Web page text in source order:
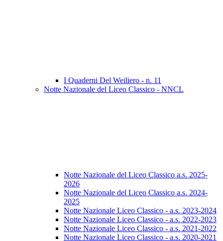
I Quaderni Del Weiliero - n. 11
Notte Nazionale del Liceo Classico - NNCL
Notte Nazionale del Liceo Classico a.s. 2025-
2026
Notte Nazionale del Liceo Classico a.s. 2024-
2025
Notte Nazionale Liceo Classico - a.s. 2023-2024
Notte Nazionale Liceo Classico - a.s. 2022-2023
Notte Nazionale Liceo Classico - a.s. 2021-2022
Notte Nazionale Liceo Classico - a.s. 2020-2021